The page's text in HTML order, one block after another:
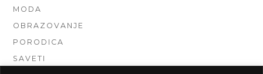
MODA
OBRAZOVANJE
PORODICA
SAVETI